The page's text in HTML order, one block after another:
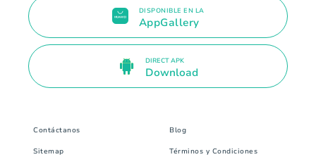
DISPONIBLE EN LA
AppGallery
DIRECT APK
Download
Contáctanos Blog
Sitemap Términos y Condiciones